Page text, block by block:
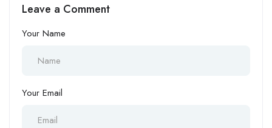
Segment
Leave a Comment
Your Name
Your Email